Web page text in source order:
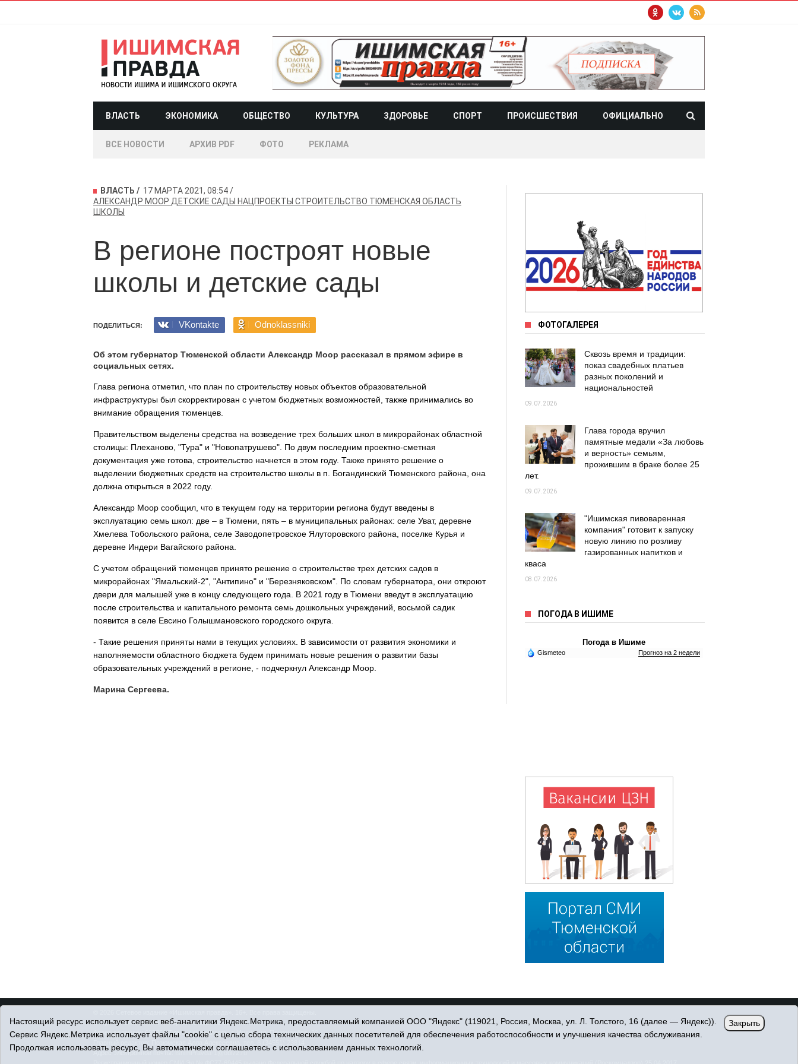
ВЛАСТЬ ЭКОНОМИКА ОБЩЕСТВО КУЛЬТУРА ЗДОРОВЬЕ СПОРТ ПРОИСШЕСТВИЯ ОФИЦИАЛЬНО
ВСЕ НОВОСТИ АРХИВ PDF ФОТО РЕКЛАМА
ВЛАСТЬ
17 МАРТА 2021, 08:54
АЛЕКСАНДР МООР ДЕТСКИЕ САДЫ НАЦПРОЕКТЫ СТРОИТЕЛЬСТВО ТЮМЕНСКАЯ ОБЛАСТЬ
ШКОЛЫ
В регионе построят новые
школы и детские сады
ПОДЕЛИТЬСЯ: VKontakte Odnoklassniki
Об этом губернатор Тюменской области Александр Моор рассказал в прямом эфире в
социальных сетях.
Глава региона отметил, что план по строительству новых объектов образовательной
инфраструктуры был скорректирован с учетом бюджетных возможностей, также принимались во
внимание обращения тюменцев.
Правительством выделены средства на возведение трех больших школ в микрорайонах областной
столицы: Плеханово, "Тура" и "Новопатрушево". По двум последним проектно-сметная
документация уже готова, строительство начнется в этом году. Также принято решение о
выделении бюджетных средств на строительство школы в п. Богандинский Тюменского района, она
должна открыться в 2022 году.
Александр Моор сообщил, что в текущем году на территории региона будут введены в
эксплуатацию семь школ: две – в Тюмени, пять – в муниципальных районах: селе Уват, деревне
Хмелева Тобольского района, селе Заводопетровское Ялуторовского района, поселке Курья и
деревне Индери Вагайского района.
С учетом обращений тюменцев принято решение о строительстве трех детских садов в
микрорайонах "Ямальский-2", "Антипино" и "Березняковском". По словам губернатора, они откроют
двери для малышей уже в концу следующего года. В 2021 году в Тюмени введут в эксплуатацию
после строительства и капитального ремонта семь дошкольных учреждений, восьмой садик
появится в селе Евсино Голышмановского городского округа.
- Такие решения приняты нами в текущих условиях. В зависимости от развития экономики и
наполняемости областного бюджета будем принимать новые решения о развитии базы
образовательных учреждений в регионе, - подчеркнул Александр Моор.
Марина Сергеева.
ФОТОГАЛЕРЕЯ
Сквозь время и традиции:
показ свадебных платьев
разных поколений и
национальностей
09.07.2026
Глава города вручил
памятные медали «За любовь
и верность» семьям,
прожившим в браке более 25
лет.
09.07.2026
"Ишимская пивоваренная
компания" готовит к запуску
новую линию по розливу
газированных напитков и
кваса
08.07.2026
ПОГОДА В ИШИМЕ
Погода в Ишиме
Gismeteo Прогноз на 2 недели
© При использовании материалов ссылка обязательна.
Адрес редакции: 627750 Тюменская область, г. Ишим, ул. Пономарёва, 39.
Адрес электронной почты:IshimPravda-1@obl72.ru
Настоящий ресурс использует сервис веб-аналитики Яндекс.Метрика, предоставляемый компанией ООО "Яндекс" (119021, Россия, Москва, ул. Л. Толстого, 16 (далее — Яндекс)).
Сервис Яндекс.Метрика использует файлы "cookie" с целью сбора технических данных посетителей для обеспечения работоспособности и улучшения качества обслуживания.
Продолжая использовать ресурс, Вы автоматически соглашаетесь с использованием данных технологий.
Закрыть